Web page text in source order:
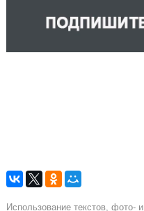
Использование текстов, фото-